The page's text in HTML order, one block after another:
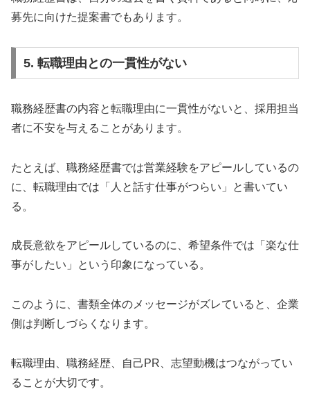
募先に向けた提案書でもあります。
5. 転職理由との一貫性がない
職務経歴書の内容と転職理由に一貫性がないと、採用担当
者に不安を与えることがあります。
たとえば、職務経歴書では営業経験をアピールしているの
に、転職理由では「人と話す仕事がつらい」と書いてい
る。
成長意欲をアピールしているのに、希望条件では「楽な仕
事がしたい」という印象になっている。
このように、書類全体のメッセージがズレていると、企業
側は判断しづらくなります。
転職理由、職務経歴、自己PR、志望動機はつながってい
ることが大切です。